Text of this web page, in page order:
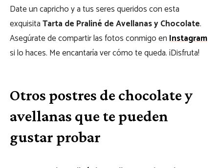
Date un capricho y a tus seres queridos con esta
exquisitaTarta de Praliné de Avellanas y Chocolate.
Asegúrate de compartir las fotos conmigo enInstagram
si lo haces. Me encantaría ver cómo te queda. ¡Disfruta!
Otros postres de chocolate y
avellanas que te pueden
gustar probar